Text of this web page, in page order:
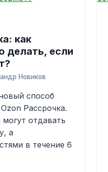
как
делать, если
Новиков
способ
Рассрочка.
отдавать
а
в течение 6